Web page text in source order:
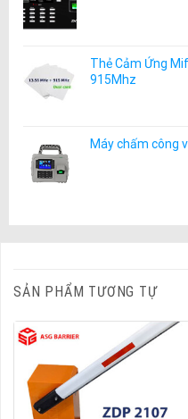
Thẻ Cảm Ứng
915Mhz
Máy chấm công
SẢN PHẨM TƯƠNG TỰ